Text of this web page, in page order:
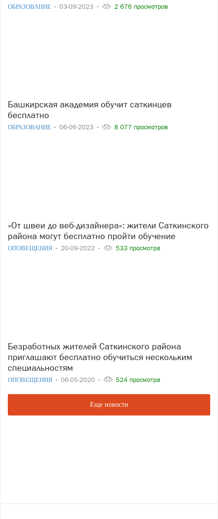
ОБРАЗОВАНИЕ 03-09-2023 2 676 просмотров
Башкирская академия обучит саткинцев
бесплатно
ОБРАЗОВАНИЕ 06-06-2023 8 077 просмотров
«От швеи до веб-дизайнера»: жители Саткинского
района могут бесплатно пройти обучение
ОПОВЕЩЕНИЯ 20-09-2022 533 просмотра
Безработных жителей Саткинского района
приглашают бесплатно обучиться нескольким
специальностям
ОПОВЕЩЕНИЯ 06-05-2020 524 просмотра
Еще новости